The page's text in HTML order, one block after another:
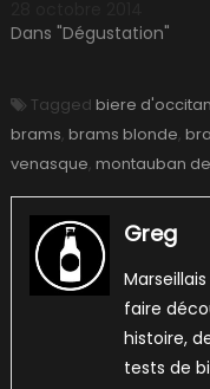
Dans "Dégustation"
Tagged biere
brams, brams blonde,
venasque, montauban
Greg
faire
histoire,
tests de